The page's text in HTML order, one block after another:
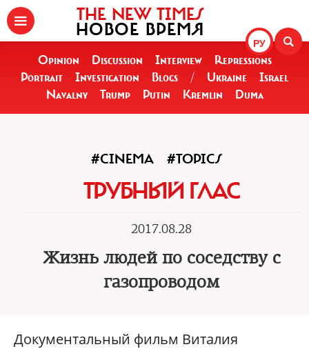
РУ
THE NEW TIMES
НОВОЕ ВРЕМЯ
Opinion Discussion Interview
Repressions
Portrait
Investigation Blogs / Ukraine
Israel
Navalny
Trump Putin Kremlin Duma
#CINEMA #TOPICS
ТРУБНЫЙ ГЛАС
2017.08.28
Жизнь людей по соседству с
газопроводом
Документальный фильм Виталия